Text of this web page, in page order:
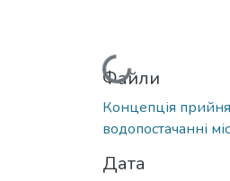
Вантажиться...
Файли
Концепція
водопостачанні
Дата